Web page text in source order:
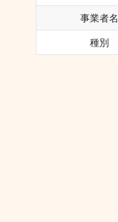
事業者名
種別